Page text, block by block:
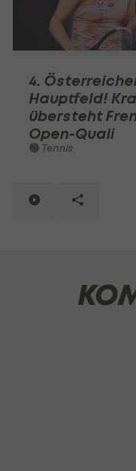
4.
Hauptfeld!
übersteht
Open-Quali
Tennis